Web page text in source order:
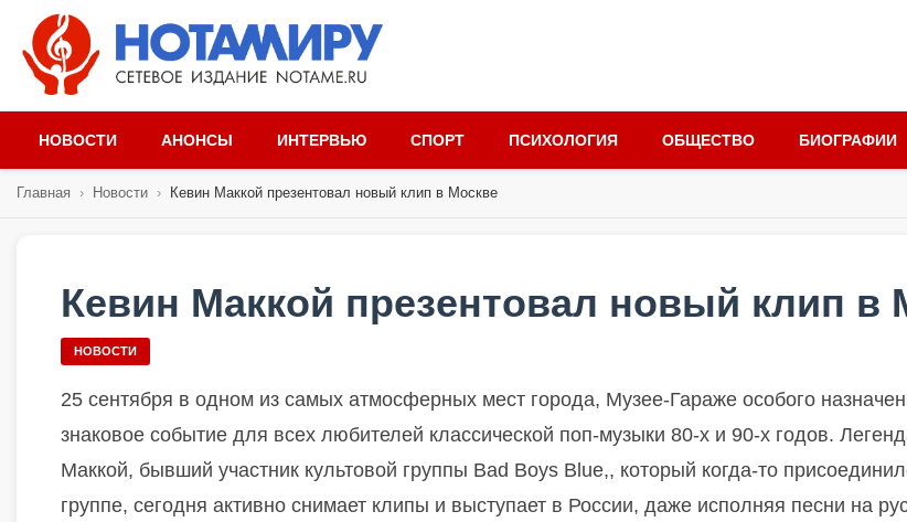
НОВОСТИ АНОНСЫ ИНТЕРВЬЮ СПОРТ ПСИХОЛОГИЯ ОБЩЕСТВО БИОГРАФИИ
Главная › Новости › Кевин Маккой презентовал новый клип в Москве
Кевин Маккой презентовал новый клип в
НОВОСТИ
25 сентября в одном из самых атмосферных мест города, Музее-Гараже особого
знаковое событие для всех любителей классической поп-музыки 80-х и 90-х годов.
Маккой, бывший участник культовой группы Bad Boys Blue,, который когда-то
группе, сегодня активно снимает клипы и выступает в России, даже исполняя песни на